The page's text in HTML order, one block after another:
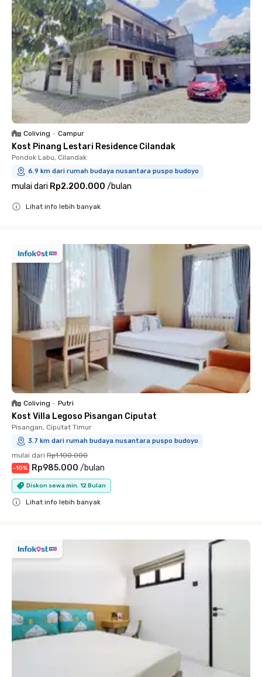
Coliving • Campur
Kost Pinang Lestari Residence Cilandak
Pondok Labu, Cilandak
6.9 km dari rumah budaya nusantara puspo budoyo
mulai dari Rp2.200.000 /bulan
Lihat info lebih banyak
Coliving • Putri
Kost Villa Legoso Pisangan Ciputat
Pisangan, Ciputat Timur
3.7 km dari rumah budaya nusantara puspo budoyo
mulai dari Rp1.100.000
-10% Rp985.000 /bulan
Diskon sewa min. 12 Bulan
Lihat info lebih banyak